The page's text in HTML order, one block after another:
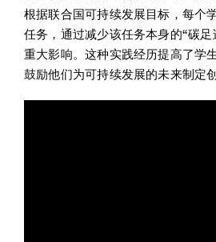
根据联合国可持续发展目标，每个
任务，通过减少该任务本身的“碳
重大影响。这种实践经历提高了学
鼓励他们为可持续发展的未来制定